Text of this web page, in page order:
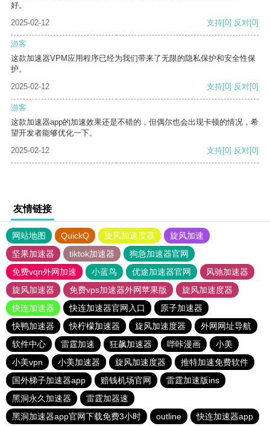
好。
2025-02-12
支持[0] 反对[0]
游客
这款加速器VPM应用程序已经为我们带来了无限的隐私保护和安全性保
护。
2025-02-12
支持[0] 反对[0]
游客
这款加速器app的加速效果还是不错的，但偶尔也会出现卡顿的情况，希
望开发者能够优化一下。
2025-02-12
支持[0] 反对[0]
友情链接
网站地图 QuickQ 旋风加速度器
旋风加速
坚果加速器
tiktok加速器
狗急加速器官网
免费vqn外网加速
小蓝鸟 优途加速器官网
风驰加速器
旋风加速器
免费vps加速器外网苹果版
旋风加速度器
快连加速器
快连加速器官网入口
原子加速器
快鸭加速器
快柠檬加速器 旋风加速度器
外网网址导航
软件中心
雷霆加速 狂飙加速器 哔咔漫画
小美
小美vpn
小美加速器 旋风加速度器
推特加速免费软件
国外梯子加速器app
赔钱机场官网
雷霆加速版ins
黑洞永久加速器
雷霆加器速
黑洞加速器app官网下载免费3小时
outline 快连加速器app